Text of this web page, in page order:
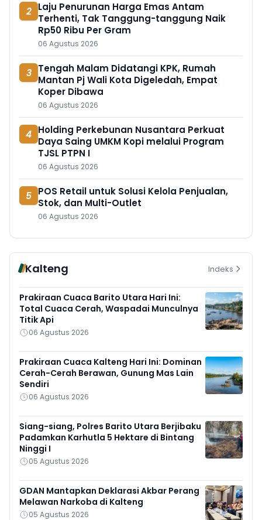
2 Laju Penurunan Harga Emas Antam
Terhenti, Tak Tanggung-tanggung Naik
Rp50 Ribu Per Gram
06 Agustus 2026
3 Tengah Malam Didatangi KPK, Rumah
Mantan Pj Wali Kota Digeledah, Empat
Koper Dibawa
06 Agustus 2026
4 Holding Perkebunan Nusantara Perkuat
Daya Saing UMKM Kopi melalui Program
TJSL PTPN I
06 Agustus 2026
5 POS Retail untuk Solusi Kelola Penjualan,
Stok, dan Multi-Outlet
06 Agustus 2026
Kalteng Indeks
Prakiraan Cuaca Barito Utara Hari Ini:
Total Cuaca Cerah, Waspadai Munculnya
Titik Api
06 Agustus 2026
Prakiraan Cuaca Kalteng Hari Ini: Dominan
Cerah-Cerah Berawan, Gunung Mas Lain
Sendiri
06 Agustus 2026
Siang-siang, Polres Barito Utara Berjibaku
Padamkan Karhutla 5 Hektare di Bintang
Ninggi I
05 Agustus 2026
GDAN Mantapkan Deklarasi Akbar Perang
Melawan Narkoba di Kalteng
05 Agustus 2026